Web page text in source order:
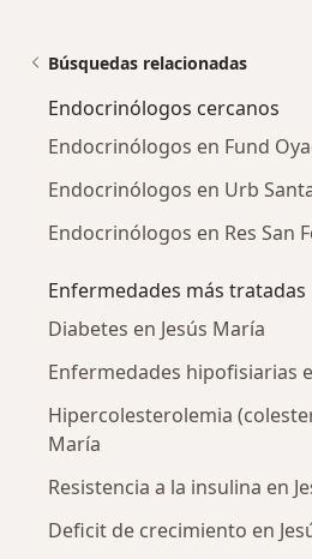
Búsquedas relacionadas
Endocrinólogos cercanos
Endocrinólogos en Fund
Endocrinólogos en Urb
Endocrinólogos en Res San
Enfermedades más tratadas
Diabetes en Jesús María
Enfermedades hipofisiarias
Hipercolesterolemia
María
Resistencia a la insulina en
Deficit de crecimiento en